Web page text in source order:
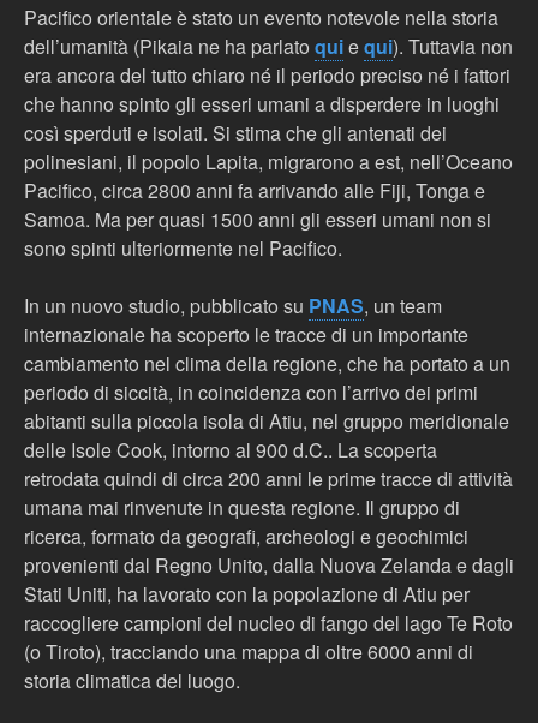
Pacifico orientale è stato un evento notevole nella storia
dell’umanità (Pikaia ne ha parlato quiequi). Tuttavia non
era ancora del tutto chiaro né il periodo preciso né i fattori
che hanno spinto gli esseri umani a disperdere in luoghi
così sperduti e isolati. Si stima che gli antenati dei
polinesiani, il popolo Lapita, migrarono a est, nell’Oceano
Pacifico, circa 2800 anni fa arrivando alle Fiji, Tonga e
Samoa. Ma per quasi 1500 anni gli esseri umani non si
sono spinti ulteriormente nel Pacifico.
In un nuovo studio, pubblicato su PNAS, un team
internazionale ha scoperto le tracce di un importante
cambiamento nel clima della regione, che ha portato a un
periodo di siccità, in coincidenza con l’arrivo dei primi
abitanti sulla piccola isola di Atiu, nel gruppo meridionale
delle Isole Cook, intorno al 900 d.C.. La scoperta
retrodata quindi di circa 200 anni le prime tracce di attività
umana mai rinvenute in questa regione. Il gruppo di
ricerca, formato da geografi, archeologi e geochimici
provenienti dal Regno Unito, dalla Nuova Zelanda e dagli
Stati Uniti, ha lavorato con la popolazione di Atiu per
raccogliere campioni del nucleo di fango del lago Te Roto
(o Tiroto), tracciando una mappa di oltre 6000 anni di
storia climatica del luogo.